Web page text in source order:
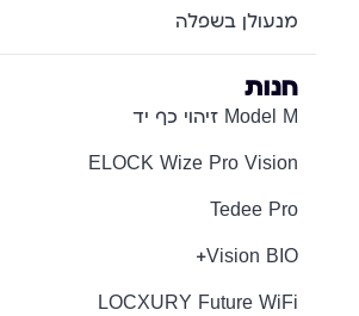
מנעולן בשפלה
חנות
Model M זיהוי כף יד
ELOCK Wize Pro Vision
Tedee Pro
Vision BIO+
LOCXURY Future WiFi